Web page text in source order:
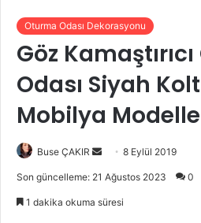
Oturma Odası Dekorasyonu
Göz
Odası Siyah
Mobilya
Buse ÇAKIR
e
8 Eylül 2019
Son güncelleme: 21 Ağustos 2023 0
1 dakika okuma süresi